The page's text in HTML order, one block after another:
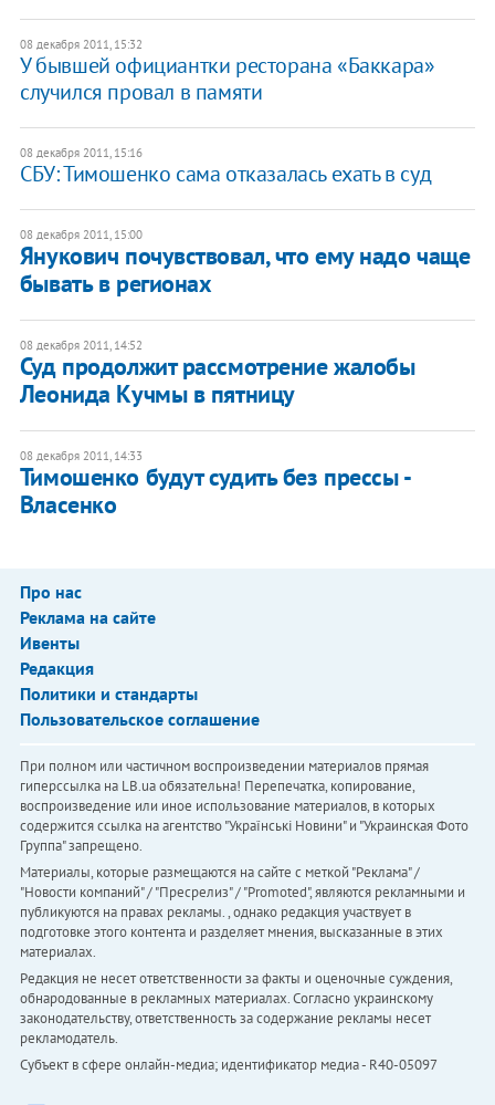
08 декабря 2011, 15:32
У бывшей официантки ресторана «Баккара»
случился провал в памяти
08 декабря 2011, 15:16
СБУ: Тимошенко сама отказалась ехать в суд
08 декабря 2011, 15:00
Янукович почувствовал, что ему надо чаще
бывать в регионах
08 декабря 2011, 14:52
Суд продолжит рассмотрение жалобы
Леонида Кучмы в пятницу
08 декабря 2011, 14:33
Тимошенко будут судить без прессы -
Власенко
Про нас
Реклама на сайте
Ивенты
Редакция
Политики и стандарты
Пользовательское соглашение
При полном или частичном воспроизведении материалов прямая
гиперссылка на LB.ua обязательна! Перепечатка, копирование,
воспроизведение или иное использование материалов, в которых
содержится ссылка на агентство "Українськi Новини" и "Украинская Фото
Группа" запрещено.
Материалы, которые размещаются на сайте с меткой "Реклама" /
"Новости компаний" / "Пресрелиз" / "Promoted", являются рекламными и
публикуются на правах рекламы. , однако редакция участвует в
подготовке этого контента и разделяет мнения, высказанные в этих
материалах.
Редакция не несет ответственности за факты и оценочные суждения,
обнародованные в рекламных материалах. Согласно украинскому
законодательству, ответственность за содержание рекламы несет
рекламодатель.
Субъект в сфере онлайн-медиа; идентификатор медиа - R40-05097